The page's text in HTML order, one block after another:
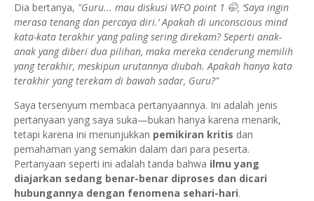
Dia bertanya, "Guru... mau diskusi WFO point 1 🤭, ‘Saya ingin
merasa tenang dan percaya diri.’ Apakah di unconscious mind
kata-kata terakhir yang paling sering direkam? Seperti anak-
anak yang diberi dua pilihan, maka mereka cenderung memilih
yang terakhir, meskipun urutannya diubah. Apakah hanya kata
terakhir yang terekam di bawah sadar, Guru?"
Saya tersenyum membaca pertanyaannya. Ini adalah jenis
pertanyaan yang saya suka—bukan hanya karena menarik,
tetapi karena ini menunjukkan pemikiran kritis dan
pemahaman yang semakin dalam dari para peserta.
Pertanyaan seperti ini adalah tanda bahwa ilmu yang
diajarkan sedang benar-benar diproses dan dicari
hubungannya dengan fenomena sehari-hari.